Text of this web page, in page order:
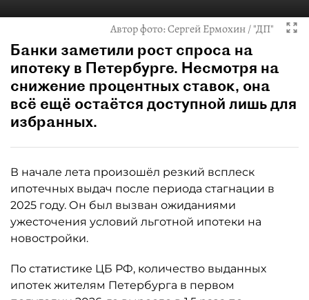
Автор фото:Сергей Ермохин / "ДП"
Банки заметили рост спроса на
ипотеку в Петербурге. Несмотря на
снижение процентных ставок, она
всё ещё остаётся доступной лишь для
избранных.
В начале лета произошёл резкий всплеск
ипотечных выдач после периода стагнации в
2025 году. Он был вызван ожиданиями
ужесточения условий льготной ипотеки на
новостройки.
По статистике ЦБ РФ, количество выданных
ипотек жителям Петербурга в первом